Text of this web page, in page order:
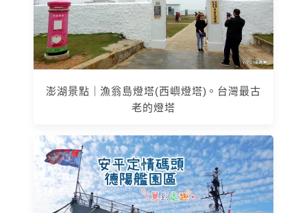
澎湖景點｜漁翁島燈塔(西嶼燈塔)。台灣最古
老的燈塔